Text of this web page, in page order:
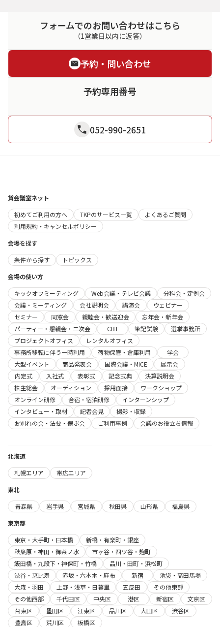
フォームでのお問い合わせはこちら
（1営業日以内に返答）
予約・問い合わせ
予約専用番号
052-990-2651
貸会議室ネット
初めてご利用の方へ
TKPのサービス一覧
よくあるご質問
利用規約・キャンセルポリシー
会場を探す
条件から探す
トピックス
会場の使い方
キックオフミーティング
Web会議・テレビ会議
分科会・定例会
会議・ミーティング
会社説明会 講演会
ウェビナー
セミナー
同窓会 親睦会・歓送迎会
忘年会・新年会
パーティー・懇親会・二次会
CBT 筆記試験
選挙事務所
プロジェクトオフィス
レンタルオフィス
事務所移転に伴う一時利用
荷物保管・倉庫利用
学会
大型イベント
商品発表会 国際会議・MICE
展示会
内定式
入社式 表彰式 記念式典
決算説明会
株主総会
オーディション 採用面接
ワークショップ
オンライン研修
合宿・宿泊研修
インターンシップ
インタビュー・取材
記者会見
撮影・収録
お別れの会・法要・偲ぶ会
ご利用事例 会議のお役立ち情報
北海道
札幌エリア
帯広エリア
東北
青森県
岩手県 宮城県 秋田県 山形県
福島県
東京都
東京・大手町・日本橋
新橋・有楽町・銀座
秋葉原・神田・御茶ノ水
市ヶ谷・四ツ谷・麹町
飯田橋・九段下・神保町・竹橋
品川・田町・浜松町
渋谷・恵比寿
赤坂・六本木・麻布 新宿
池袋・高田馬場
大森・羽田
上野・浅草・日暮里 五反田
その他東部
その他西部
千代田区 中央区 港区 新宿区
文京区
台東区
墨田区 江東区 品川区 大田区
渋谷区
豊島区
荒川区
板橋区